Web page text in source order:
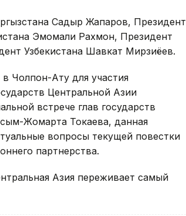
Садыр Жапаров, Президент
Эмомали Рахмон, Президент
Узбекистана Шавкат Мирзиёев.
в Чолпон-Ату для участия
Центральной Азии
встрече глав государств
Жомарта Токаева, данная
вопросы текущей повестки
партнерства.
Азия переживает самый